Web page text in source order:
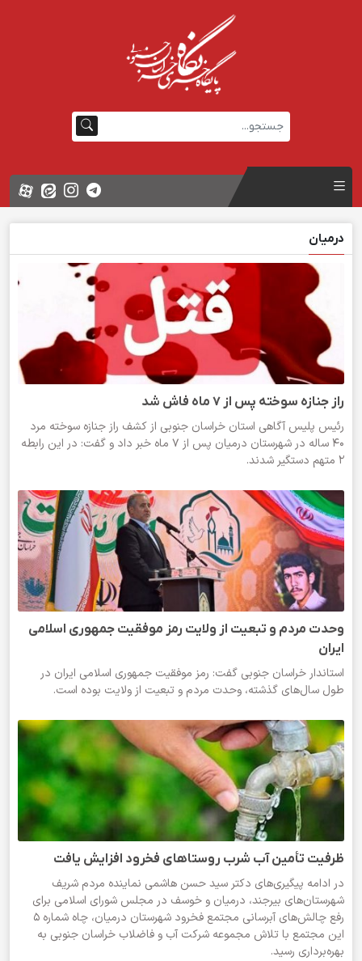
درمیان
راز جنازه سوخته پس از 7 ماه فاش شد
رئیس پلیس آگاهی استان خراسان جنوبی از کشف راز جنازه سوخته مرد
40 ساله در شهرستان درمیان پس از 7 ماه خبر داد و گفت: در این رابطه
2 متهم دستگیر شدند.
وحدت مردم و تبعیت از ولایت رمز موفقیت جمهوری اسلامی
ایران
استاندار خراسان جنوبی گفت: رمز موفقیت جمهوری اسلامی ایران در
طول سال‌های گذشته، وحدت مردم و تبعیت از ولایت بوده است.
ظرفیت تأمین آب شرب روستاهای فخرود افزایش یافت
در ادامه پیگیری‌های دکتر سید حسن هاشمی نماینده مردم شریف
شهرستان‌های بیرجند، درمیان و خوسف در مجلس شورای اسلامی برای
رفع چالش‌های آبرسانی مجتمع فخرود شهرستان درمیان، چاه شماره ۵
این مجتمع با تلاش مجموعه شرکت آب و فاضلاب خراسان جنوبی به
بهره‌برداری رسید.